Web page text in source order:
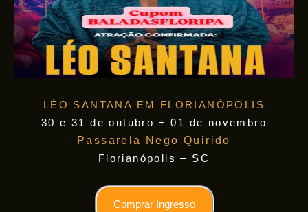
LÉO SANTANA EM FLORIANÓPOLIS
30 e 31 de outubro + 01 de novembro
Passarela Nego Quirido
Florianópolis – SC
Comprar Ingresso